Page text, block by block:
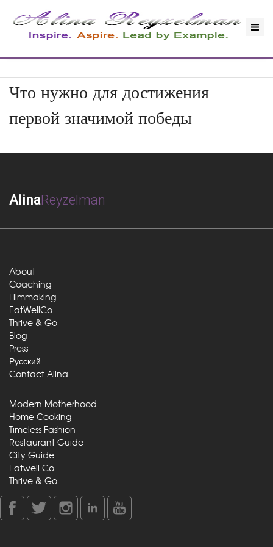
Что нужно для достижения
первой значимой победы
AlinaReyzelman
About
Coaching
Filmmaking
EatWellCo
Thrive & Go
Blog
Press
Русский
Contact Alina
Modern Motherhood
Home Cooking
Timeless Fashion
Restaurant Guide
City Guide
Eatwell Co
Thrive & Go